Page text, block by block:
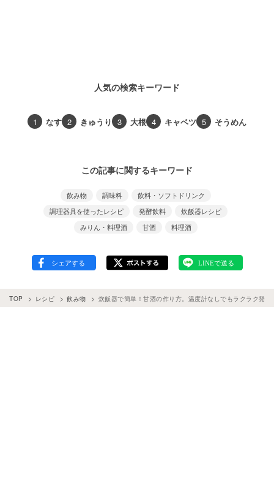
人気の検索キーワード
1 なす 2 きゅうり 3 大根 4 キャベツ 5 そうめん
この記事に関するキーワード
飲み物 調味料
飲料・ソフトドリンク
調理器具を使ったレシピ
発酵飲料
炊飯器レシピ
みりん・料理酒
甘酒 料理酒
TOP レシピ 飲み物 炊飯器で簡単！甘酒の作り方。温度計なしでもラクラク発